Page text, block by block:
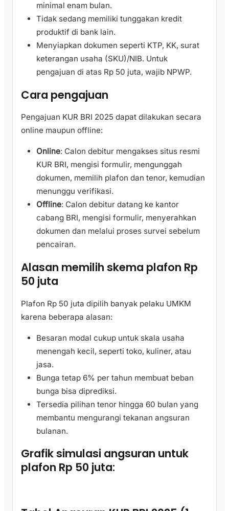
minimal enam bulan.
Tidak sedang memiliki tunggakan kredit
produktif di bank lain.
Menyiapkan dokumen seperti KTP, KK, surat
keterangan usaha (SKU)/NIB. Untuk
pengajuan di atas Rp 50 juta, wajib NPWP.
Cara pengajuan
Pengajuan KUR BRI 2025 dapat dilakukan secara
online maupun offline:
Online: Calon debitur mengakses situs resmi
KUR BRI, mengisi formulir, mengunggah
dokumen, memilih plafon dan tenor, kemudian
menunggu verifikasi.
Offline: Calon debitur datang ke kantor
cabang BRI, mengisi formulir, menyerahkan
dokumen dan melalui proses survei sebelum
pencairan.
Alasan memilih skema plafon Rp
50 juta
Plafon Rp 50 juta dipilih banyak pelaku UMKM
karena beberapa alasan:
Besaran modal cukup untuk skala usaha
menengah kecil, seperti toko, kuliner, atau
jasa.
Bunga tetap 6% per tahun membuat beban
bunga bisa diprediksi.
Tersedia pilihan tenor hingga 60 bulan yang
membantu mengurangi tekanan angsuran
bulanan.
Grafik simulasi angsuran untuk
plafon Rp 50 juta: